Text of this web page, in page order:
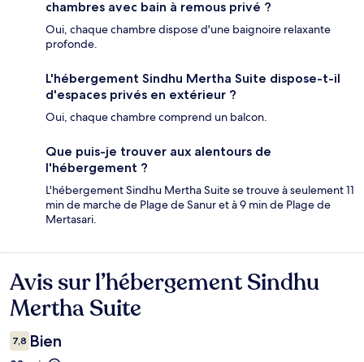
chambres avec bain à remous privé ?
Oui, chaque chambre dispose d'une baignoire relaxante
profonde.
L'hébergement Sindhu Mertha Suite dispose-t-il
d'espaces privés en extérieur ?
Oui, chaque chambre comprend un balcon.
Que puis-je trouver aux alentours de
l'hébergement ?
L'hébergement Sindhu Mertha Suite se trouve à seulement 11
min de marche de Plage de Sanur et à 9 min de Plage de
Mertasari.
Avis
Avis sur l’hébergement Sindhu
Mertha Suite
7,8 Bien